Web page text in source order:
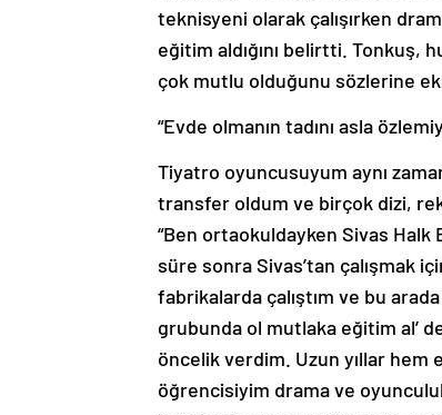
teknisyeni olarak çalışırken
eğitim aldığını belirtti. Tonkuş,
çok mutlu olduğunu sözlerine
“Evde olmanın tadını asla
Tiyatro oyuncusuyum aynı
transfer oldum ve birçok dizi,
“Ben ortaokuldayken Sivas
süre sonra Sivas’tan çalışmak
fabrikalarda çalıştım ve bu
grubunda ol mutlaka eğitim al’
öncelik verdim. Uzun yıllar hem
öğrencisiyim drama ve